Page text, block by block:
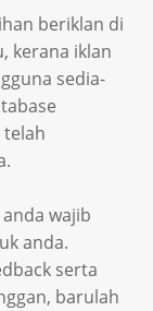
beriklan di
kerana iklan
sedia-
telah
wajib
anda.
serta
barulah